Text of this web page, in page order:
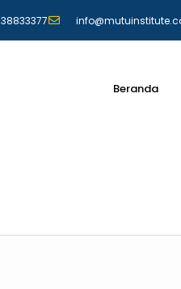
Beranda